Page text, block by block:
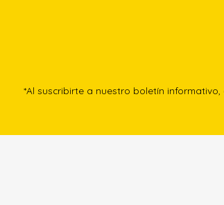
*Al suscribirte a nuestro boletín